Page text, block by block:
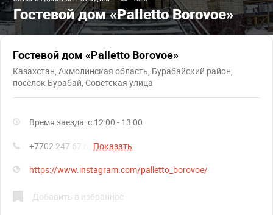
Гостевой дом «Palletto Borovoe»
Гостевой дом «Palletto Borovoe»
Казахстан, Акмолинская область, Бурабайский район,
посёлок Бурабай, Советская улица
Время заезда: с 12:00 - 13:00
+7702 247 67 63 Показать
https://www.instagram.com/palletto_borovoe/
Добавить в избранное